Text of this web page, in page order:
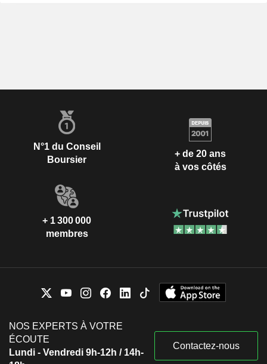
N°1 du Conseil
Boursier
+ de 20 ans
à vos côtés
+ 1 300 000
membres
NOS EXPERTS À VOTRE
ÉCOUTE
Lundi - Vendredi 9h-12h / 14h-
Contactez-nous